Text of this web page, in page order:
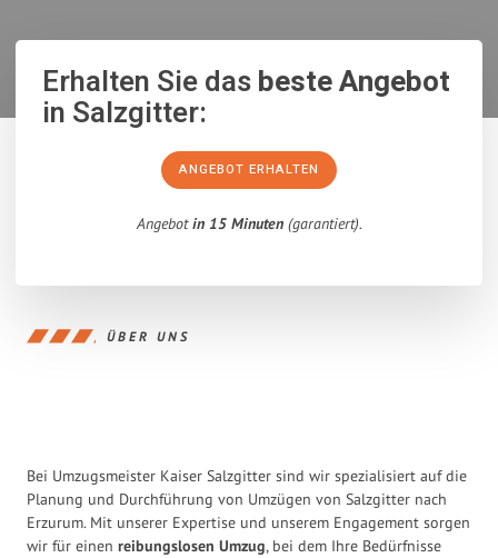
Erhalten Sie dasbeste Angebot
in Salzgitter:
ANGEBOT ERHALTEN
Angebotin 15 Minuten(garantiert).
ÜBER UNS
Bei Umzugsmeister Kaiser Salzgitter sind wir spezialisiert auf die
Planung und Durchführung von Umzügen von Salzgitter nach
Erzurum. Mit unserer Expertise und unserem Engagement sorgen
wir für einen reibungslosen Umzug, bei dem Ihre Bedürfnisse